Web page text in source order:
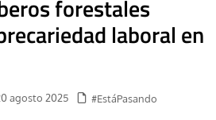
forestales
laboral en
agosto 2025 #EstáPasando